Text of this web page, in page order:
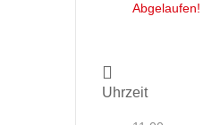
Abgelaufen!
Uhrzeit